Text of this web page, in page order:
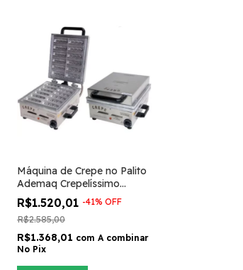
Máquina de Crepe no Palito
Ademaq Crepelíssimo
Elétrica 12
R$1.520,01 -41% OFF
R$2.585,00
R$1.368,01 com A combinar
No Pix